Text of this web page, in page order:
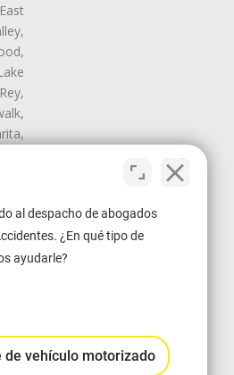
al despacho de abogados
¿En qué tipo de
ayudarle?
de vehículo motorizado